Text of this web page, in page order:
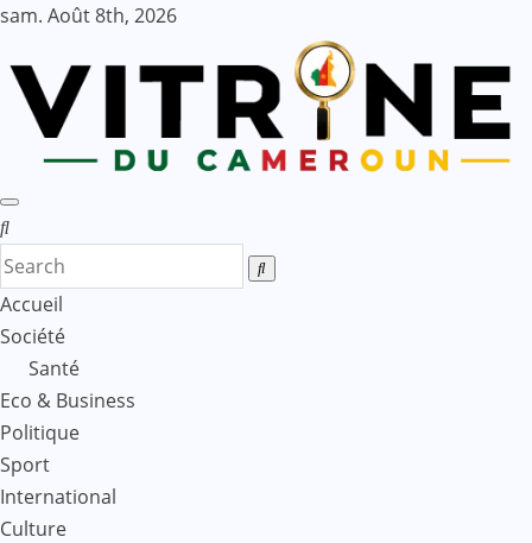
Skip
content
sam. Août 8th, 2026
Accueil
Société
Santé
Eco & Business
Politique
Sport
International
Culture